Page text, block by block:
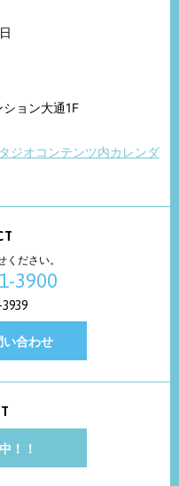
ョン大通1F
ジオコンテンツ内カレンダ
ください。
3900
3939
い合わせ
！！